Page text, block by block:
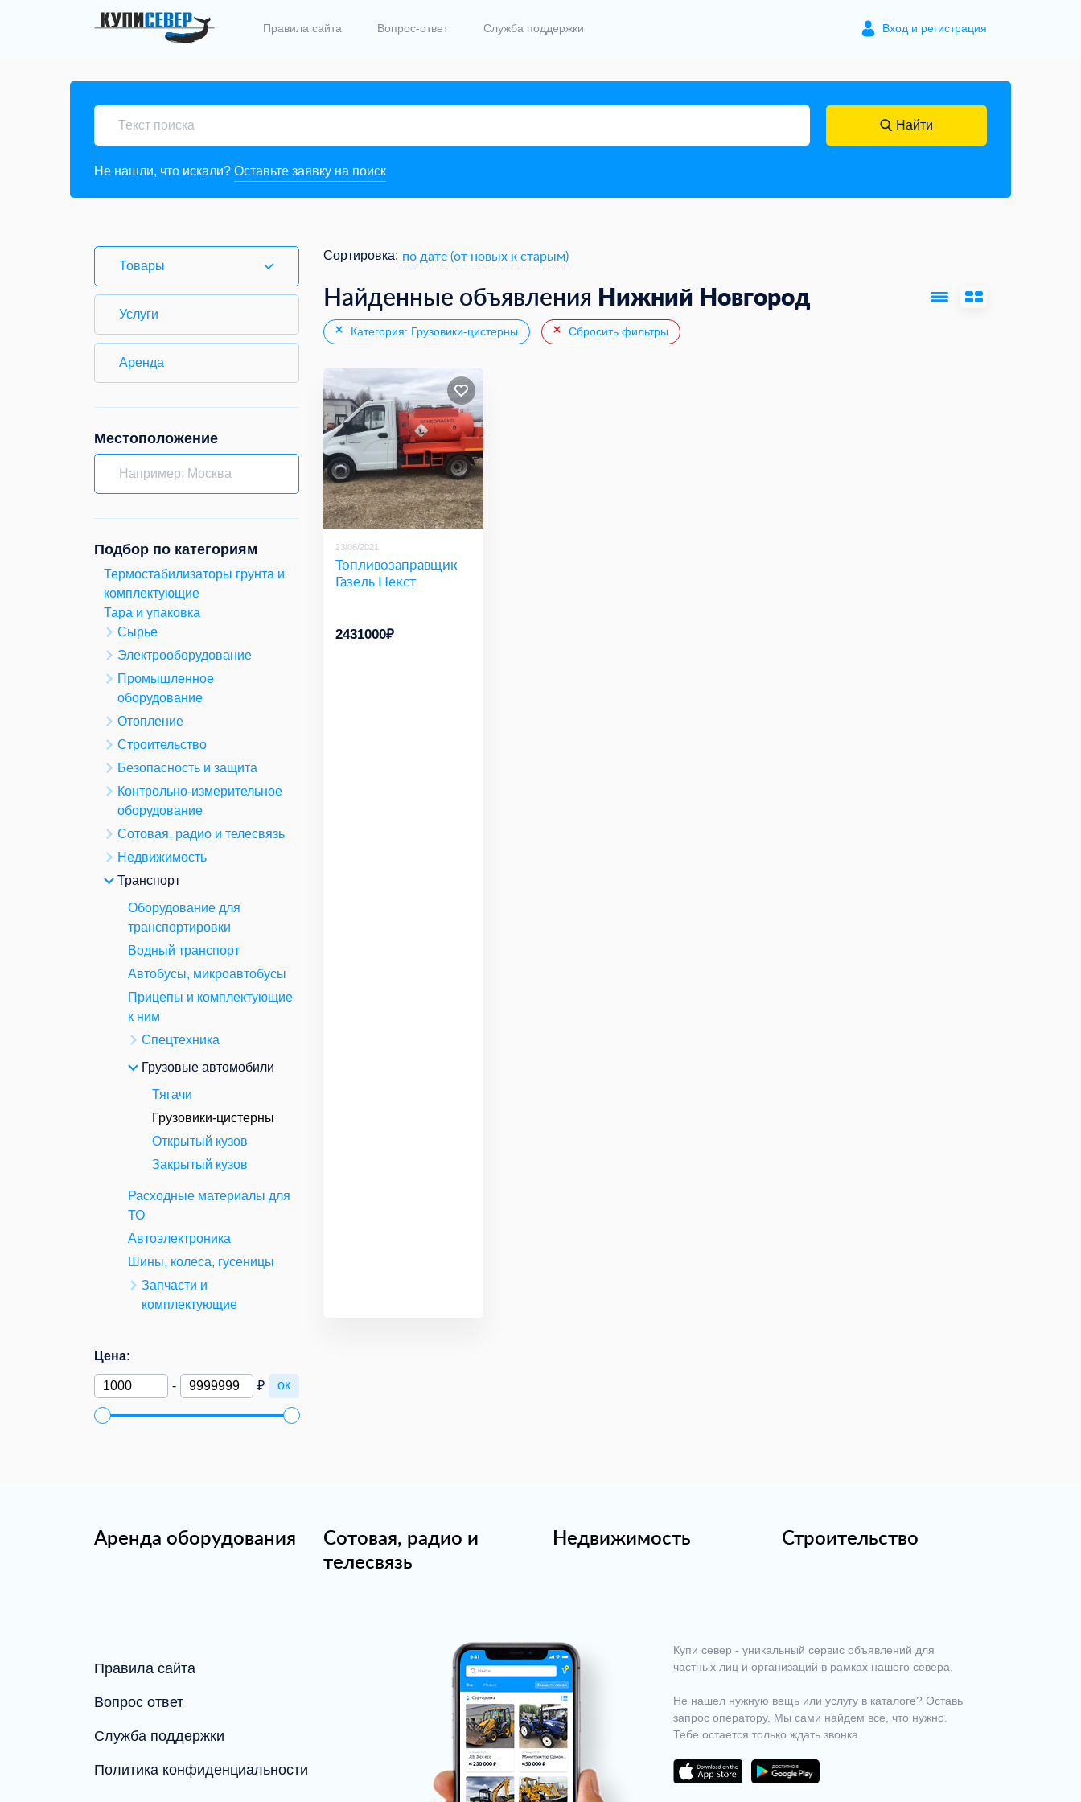
Правила сайта Вопрос-ответ Служба поддержки Вход и регистрация
Найти
Не нашли, что искали? Оставьте заявку на поиск
Товары
Услуги
Аренда
Местоположение
Подбор по категориям
Термостабилизаторы грунта и
комплектующие
Тара и упаковка
Сырье
Электрооборудование
Промышленное
оборудование
Отопление
Строительство
Безопасность и защита
Контрольно-измерительное
оборудование
Сотовая, радио и телесвязь
Недвижимость
Транспорт
Оборудование для
транспортировки
Водный транспорт
Автобусы, микроавтобусы
Прицепы и комплектующие
к ним
Спецтехника
Грузовые автомобили
Тягачи
Грузовики-цистерны
Открытый кузов
Закрытый кузов
Расходные материалы для
ТО
Автоэлектроника
Шины, колеса, гусеницы
Запчасти и
комплектующие
Цена:
- ₽ ок
Сортировка: по дате (от новых к старым)
Найденные объявления Нижний Новгород
Категория: Грузовики-цистерны Сбросить фильтры
23/06/2021
Топливозаправщик
Газель Некст
2431000₽
Аренда оборудования
Сотовая, радио и
телесвязь
Недвижимость Строительство
Правила сайта
Вопрос ответ
Служба поддержки
Политика конфиденциальности
Купи север - уникальный сервис объявлений для
частных лиц и организаций в рамках нашего севера.
Не нашел нужную вещь или услугу в каталоге? Оставь
запрос оператору. Мы сами найдем все, что нужно.
Тебе остается только ждать звонка.